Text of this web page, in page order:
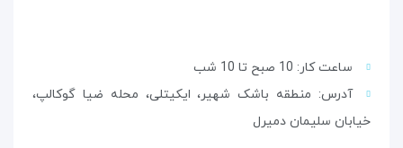
ساعت کار: 10 صبح تا 10 شب
آدرس: منطقه باشک شهیر، ایکیتلی، محله ضیا گوکالپ،
خیابان سلیمان دمیرل